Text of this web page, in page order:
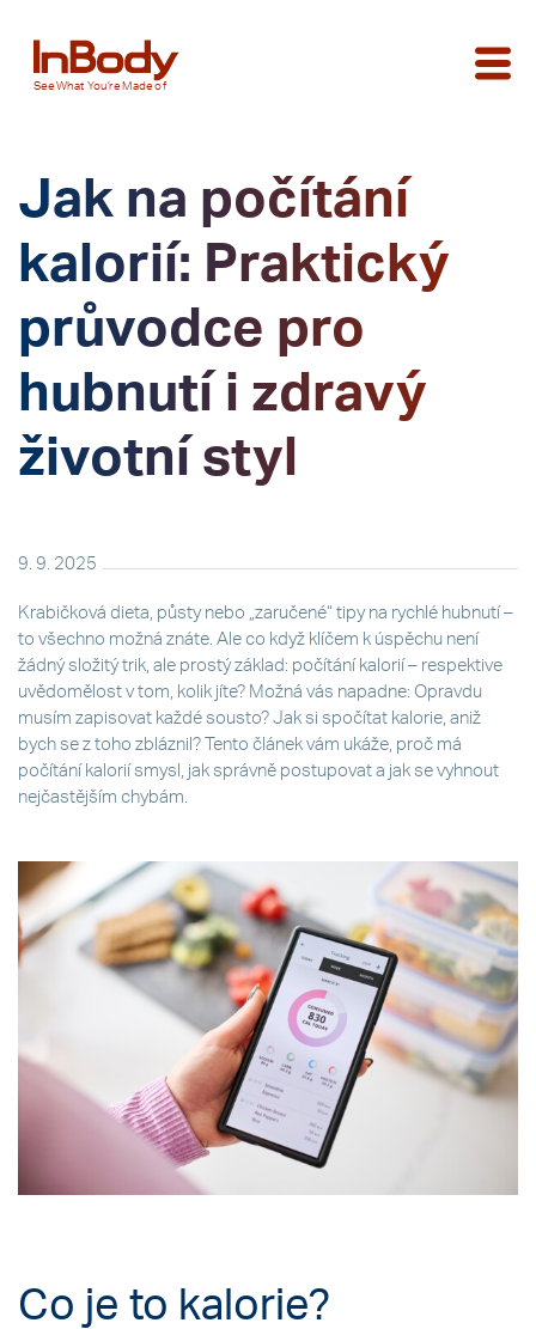
See What You’re Made of
Jak na počítání
kalorií: Praktický
průvodce pro
hubnutí i zdravý
životní styl
9. 9. 2025
Krabičková dieta, půsty nebo „zaručené“ tipy na rychlé hubnutí –
to všechno možná znáte. Ale co když klíčem k úspěchu není
žádný složitý trik, ale prostý základ: počítání kalorií – respektive
uvědomělost v tom, kolik jíte? Možná vás napadne: Opravdu
musím zapisovat každé sousto? Jak si spočítat kalorie, aniž
bych se z toho zbláznil? Tento článek vám ukáže, proč má
počítání kalorií smysl, jak správně postupovat a jak se vyhnout
nejčastějším chybám.
Co je to kalorie?